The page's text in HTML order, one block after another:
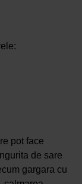
pot face
de sare
gargara cu